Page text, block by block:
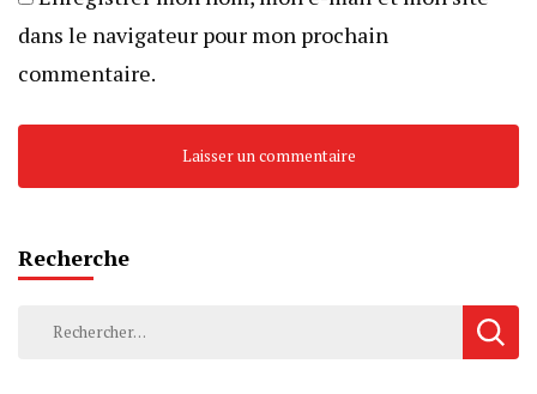
dans le navigateur pour mon prochain
commentaire.
Recherche
Rechercher :